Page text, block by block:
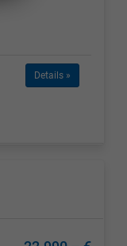
Details »